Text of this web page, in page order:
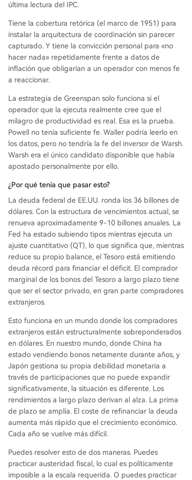
última lectura del IPC.
Tiene la cobertura retórica (el marco de 1951) para
instalar la arquitectura de coordinación sin parecer
capturado. Y tiene la convicción personal para «no
hacer nada» repetidamente frente a datos de
inflación que obligarían a un operador con menos fe
a reaccionar.
La estrategia de Greenspan solo funciona si el
operador que la ejecuta realmente cree que el
milagro de productividad es real. Esa es la prueba.
Powell no tenía suficiente fe. Waller podría leerlo en
los datos, pero no tendría la fe del inversor de Warsh.
Warsh era el único candidato disponible que había
apostado personalmente por ello.
¿Por qué tenía que pasar esto?
La deuda federal de EE.UU. ronda los 36 billones de
dólares. Con la estructura de vencimientos actual, se
renueva aproximadamente 9-10 billones anuales. La
Fed ha estado subiendo tipos mientras ejecuta un
ajuste cuantitativo (QT), lo que significa que, mientras
reduce su propio balance, el Tesoro está emitiendo
deuda récord para financiar el déficit. El comprador
marginal de los bonos del Tesoro a largo plazo tiene
que ser el sector privado, en gran parte compradores
extranjeros.
Esto funciona en un mundo donde los compradores
extranjeros están estructuralmente sobreponderados
en dólares. En nuestro mundo, donde China ha
estado vendiendo bonos netamente durante años, y
Japón gestiona su propia debilidad monetaria a
través de participaciones que no puede expandir
significativamente, la situación es diferente. Los
rendimientos a largo plazo derivan al alza. La prima
de plazo se amplía. El coste de refinanciar la deuda
aumenta más rápido que el crecimiento económico.
Cada año se vuelve más difícil.
Puedes resolver esto de dos maneras. Puedes
practicar austeridad fiscal, lo cual es políticamente
imposible a la escala requerida. O puedes practicar